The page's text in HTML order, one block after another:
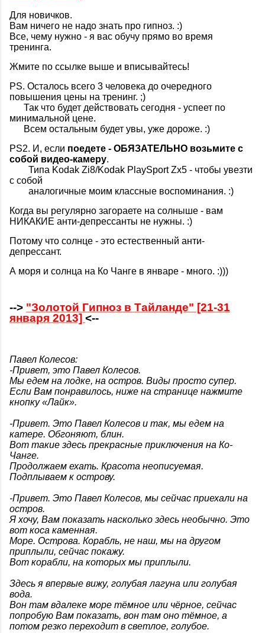
Для новичков.
Вам ничего не надо знать про гипноз. :)
Все, чему нужно - я вас обучу прямо во время
тренинга.
Жмите по ссылке выше и вписывайтесь!
PS. Осталось всего 3 человека до очередного
повышения цены на тренинг. ;)
Так что будет действовать сегодня - успеет по
минимальной цене.
Всем остальным будет увы, уже дороже. :)
PS2. И, если поедете - ОБЯЗАТЕЛЬНО возьмите с
собой видео-камеру.
Типа Kodak Zi8/Kodak PlaySport Zx5 - чтобы увезти
с собой
аналогичные моим классные воспоминания. :)
Когда вы регулярно загораете на солныше - вам
НИКАКИЕ анти-депрессанты не нужны. :)
Потому что солнце - это естественный анти-
депрессант.
А моря и солнца на Ко Чанге в январе - много. :)))
--> "Золотой Гипноз в Тайланде" [21-31
января 2013] <--
Павел Колесов:
-Привет, это Павел Колесов.
Мы едем на лодке, на остров. Виды просто супер.
Если Вам понравилось, ниже на странице нажмите
кнопку «Лайк».
-Привет. Это Павел Колесов и так, мы едем на
катере. Обгоняют, блин.
Вот такие здесь прекрасные приключения на Ко-
Чанге.
Продолжаем ехать. Красота неописуемая.
Подплываем к острову.
-Привет. Это Павел Колесов, мы сейчас приехали на
остров.
Я хочу, Вам показать насколько здесь необычно. Это
вот коса каменная.
Море. Острова. Корабль, не наш, мы на другом
приплыли, сейчас покажу.
Вот корабли, на которых мы приплыли.
Здесь я впервые вижу, голубая лагуна или голубая
вода.
Вон там вдалеке море тёмное или чёрное, сейчас
попробую Вам показать, вон там оно тёмное, а
потом резко переходит в светлое, голубое.